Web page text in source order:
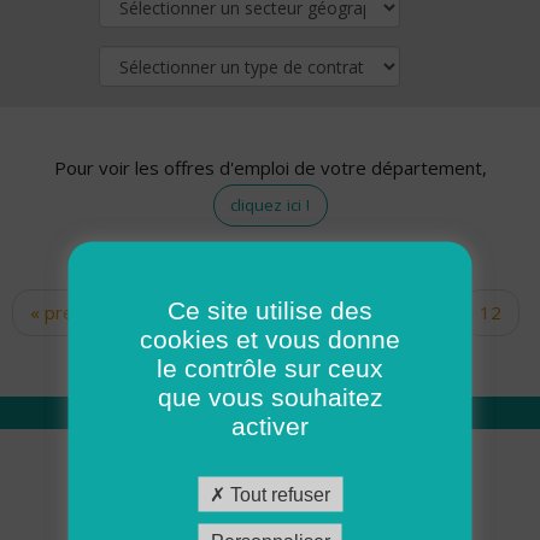
Pour voir les offres d'emploi de votre département,
cliquez ici !
Pages
« premier ‹ précédent … 10
12
14 15 16 17
Qui sommes nous
Académie ADMR
Ce site utilise des
cookies et vous donne
le contrôle sur ceux
que vous souhaitez
activer
Tout refuser